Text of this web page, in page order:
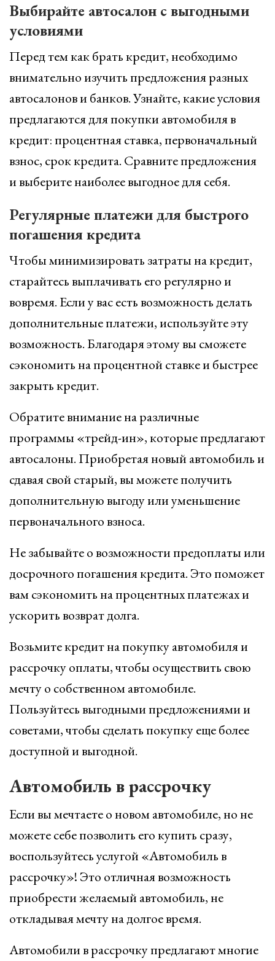
Выбирайте автосалон с выгодными
условиями
Перед тем как брать кредит, необходимо
внимательно изучить предложения разных
автосалонов и банков. Узнайте, какие условия
предлагаются для покупки автомобиля в
кредит: процентная ставка, первоначальный
взнос, срок кредита. Сравните предложения
и выберите наиболее выгодное для себя.
Регулярные платежи для быстрого
погашения кредита
Чтобы минимизировать затраты на кредит,
старайтесь выплачивать его регулярно и
вовремя. Если у вас есть возможность делать
дополнительные платежи, используйте эту
возможность. Благодаря этому вы сможете
сэкономить на процентной ставке и быстрее
закрыть кредит.
Обратите внимание на различные
программы «трейд-ин», которые предлагают
автосалоны. Приобретая новый автомобиль и
сдавая свой старый, вы можете получить
дополнительную выгоду или уменьшение
первоначального взноса.
Не забывайте о возможности предоплаты или
досрочного погашения кредита. Это поможет
вам сэкономить на процентных платежах и
ускорить возврат долга.
Возьмите кредит на покупку автомобиля и
рассрочку оплаты, чтобы осуществить свою
мечту о собственном автомобиле.
Пользуйтесь выгодными предложениями и
советами, чтобы сделать покупку еще более
доступной и выгодной.
Автомобиль в рассрочку
Если вы мечтаете о новом автомобиле, но не
можете себе позволить его купить сразу,
воспользуйтесь услугой «Автомобиль в
рассрочку»! Это отличная возможность
приобрести желаемый автомобиль, не
откладывая мечту на долгое время.
Автомобили в рассрочку предлагают многие